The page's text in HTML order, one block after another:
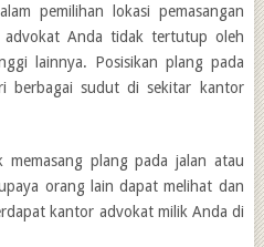
pemilihan lokasi pemasangan
advokat Anda tidak tertutup oleh
lainnya. Posisikan plang pada
berbagai sudut di sekitar kantor
memasang plang pada jalan atau
orang lain dapat melihat dan
kantor advokat milik Anda di